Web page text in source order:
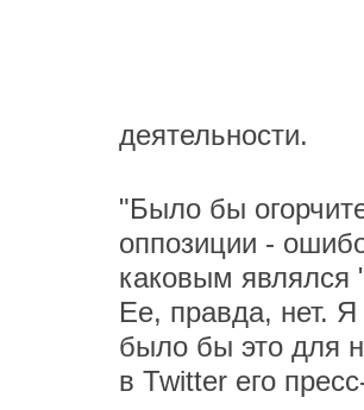
деятельности.
"Было бы
оппозиции -
каковым
Ее, правда, нет.
было бы это для
в Twitter его